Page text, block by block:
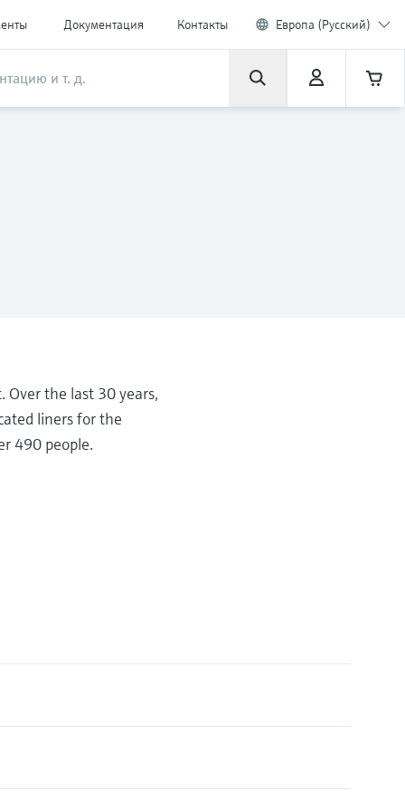
Документация Контакты Европа (Русский)
the last 30 years,
liners for the
490 people.